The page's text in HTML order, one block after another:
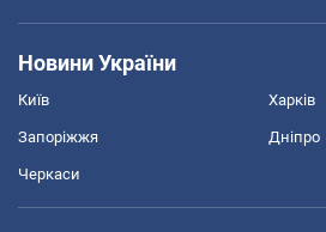
Новини України
Київ Харків
Запоріжжя Дніпро
Черкаси